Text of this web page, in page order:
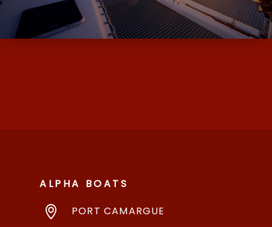
ALPHA BOATS, L’EXPERT DES BATEAUX
D’OCCASION ET NEUF AVEC SES MARQUES
DE MOODY ET MILLIKAN…
ALPHA BOATS
PORT CAMARGUE